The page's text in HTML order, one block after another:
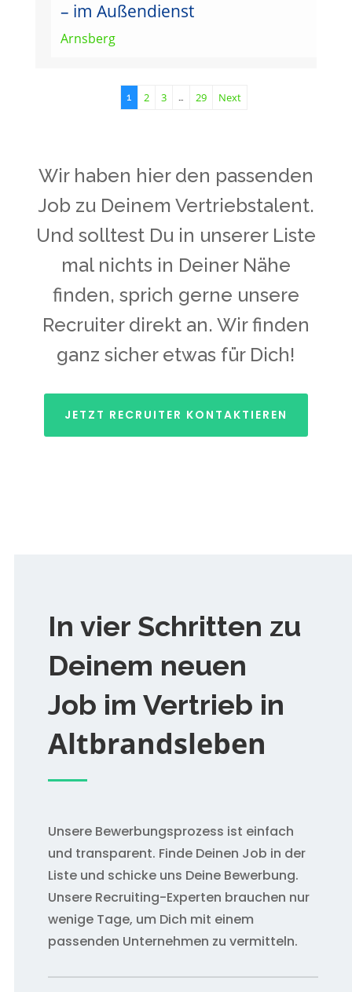
– im Außendienst
Arnsberg
1 2 3 … 29 Next
Wir haben hier den passenden
Job zu Deinem Vertriebstalent.
Und solltest Du in unserer Liste
mal nichts in Deiner Nähe
finden, sprich gerne unsere
Recruiter direkt an. Wir finden
ganz sicher etwas für Dich!
JETZT RECRUITER KONTAKTIEREN
In vier Schritten zu
Deinem neuen
Job im Vertrieb in
Altbrandsleben
Unsere Bewerbungsprozess ist einfach
und transparent. Finde Deinen Job in der
Liste und schicke uns Deine Bewerbung.
Unsere Recruiting-Experten brauchen nur
wenige Tage, um Dich mit einem
passenden Unternehmen zu vermitteln.